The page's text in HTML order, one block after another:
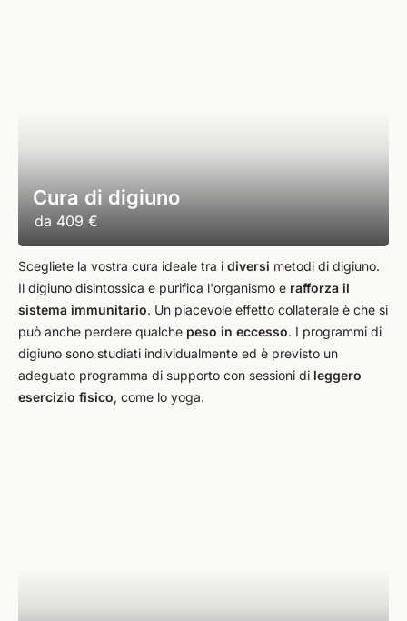
Cura di digiuno
da 409 €
Scegliete la vostra cura ideale tra i diversi metodi di digiuno.
Il digiuno disintossica e purifica l'organismo e rafforza il
sistema immunitario. Un piacevole effetto collaterale è che si
può anche perdere qualche peso in eccesso. I programmi di
digiuno sono studiati individualmente ed è previsto un
adeguato programma di supporto con sessioni di leggero
esercizio fisico, come lo yoga.